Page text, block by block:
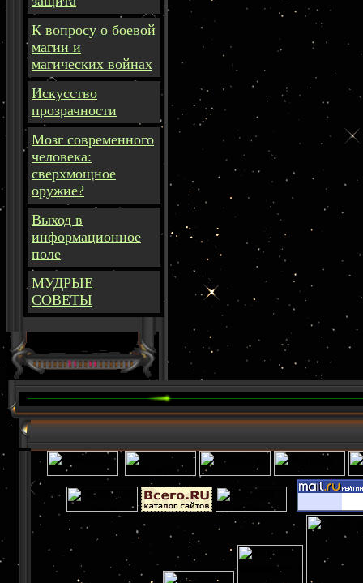
К вопросу о боевой
магии и
магических войнах
Искусство
прозрачности
Мозг современного
человека:
сверхмощное
оружие?
Выход в
информационное
поле
МУДРЫЕ
СОВЕТЫ